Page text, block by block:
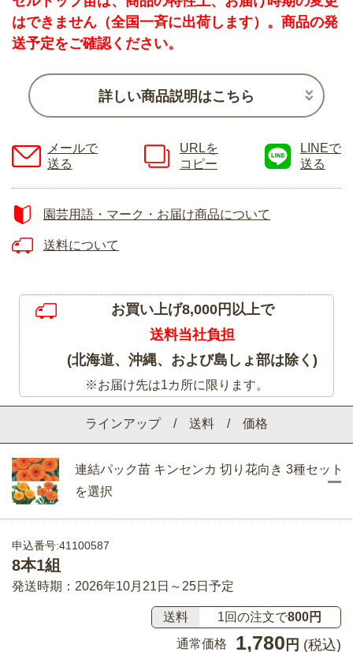
ラインアップ / 送料 / 価格
連結パック苗 キンセンカ 切り花向き 3種セット
を選択
申込番号:41100587
8本1組
発送時期：2026年10月21日～25日予定
送料 1回の注文で800円
通常価格
1,780 円 (税込)
はできません（全国一斉に出荷します）。商品の発
送予定をご確認ください。
詳しい商品説明はこちら
メールで
送る
URLを
コピー
LINEで
送る
園芸用語・マーク・お届け商品について
送料について
お買い上げ8,000円以上で
送料当社負担
(北海道、沖縄、および島しょ部は除く)
※お届け先は1カ所に限ります。